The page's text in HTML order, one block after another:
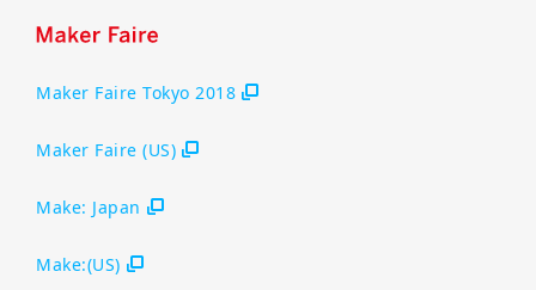
Maker Faire Tokyo 2018
Maker Faire (US)
Make: Japan
Make:(US)